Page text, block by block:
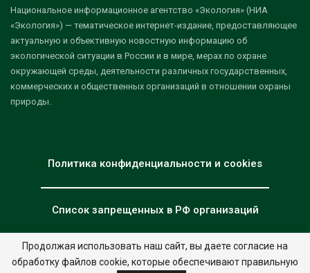
Национальное информационное агентство «Экология» (НИА
«Экология») — тематическое интернет-издание, предоставляющее
актуальную и объективную новостную информацию об
экологической ситуации в России и в мире, мерах по охране
окружающей среды, деятельности различных государственных,
коммерческих и общественных организаций в отношении охраны
природы.
Политика конфиденциальности и cookies
Список запрещенных в РФ организаций
© 2026 - НИА "Экология". Все права защищены. Дизайн:nia.eco
Продолжая использовать наш сайт, вы даете согласие на
обработку файлов cookie, которые обеспечивают правильную